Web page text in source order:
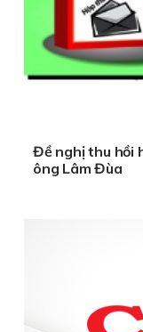
Đề nghị thu hồi
ông Lâm Đùa